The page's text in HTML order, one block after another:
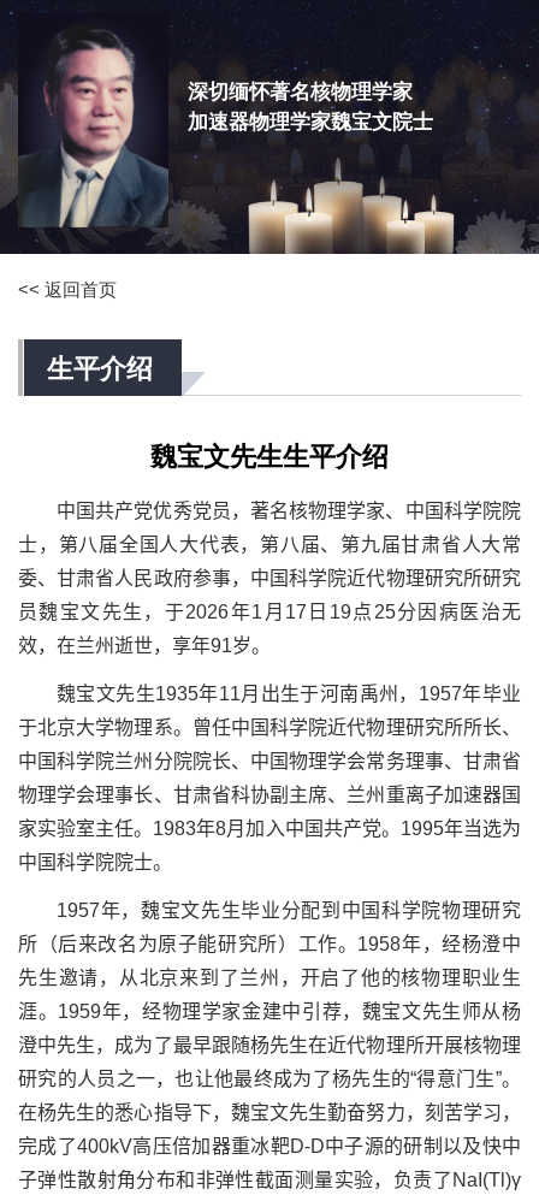
深切缅怀著名核物理学家
加速器物理学家魏宝文院士
<< 返回首页
生平介绍
魏宝文先生生平介绍
中国共产党优秀党员，著名核物理学家、中国科学院院
士， 第八届全国人大代表，第八届、第九届甘肃省人大常
委、甘肃省人民政府参事，中国科学院近代物理研究所研究
员魏宝文先生，于2026年1 月 17 日 19点 25分因病医治无
效，在兰州逝世，享年91岁。
魏宝文先生1935年11月出生于河南禹州， 1957年毕业
于北京大学物理系。曾任中国科学院近代物理研究所所长、
中国科学院兰州分院院长、中国物理学会常务理事、甘肃省
物理学会理事长、甘肃省科协副主席、兰州重离子加速器国
家实验室主任。 1983年8月加入中国共产党。 1995年当选为
中国科学院院士。
1957年，魏宝文先生毕业分配到中国科学院物理研究
所（后来改名为原子能研究所）工作。 1958年，经杨澄中
先生邀请，从北京来到了兰州，开启了他的核物理职业生
涯。 1959年，经物理学家金建中引荐，魏宝文先生师从杨
澄中先生，成为了最早跟随杨先生在近代物理所开展核物理
研究的人员之一，也让他最终成为了杨先生的“得意门生”。
在杨先生的悉心指导下，魏宝文先生勤奋努力，刻苦学习，
完成了400kV高压倍加器重冰靶D-D中子源的研制以及快中
子弹性散射角分布和非弹性截面测量实验，负责了 NaI(Tl)γ